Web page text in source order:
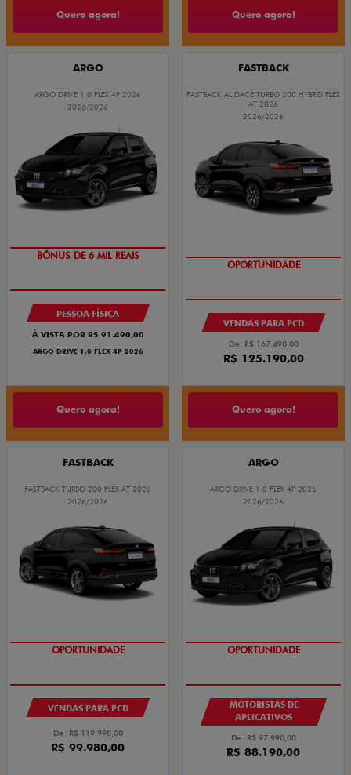
Quero agora! Quero agora!
ARGO
ARGO DRIVE 1.0 FLEX 4P 2026
2026/2026
BÔNUS DE 6 MIL REAIS
PESSOA FÍSICA
À VISTA POR R$ 91.490,00
ARGO DRIVE 1.0 FLEX 4P 2026
Quero agora!
FASTBACK
FASTBACK AUDACE TURBO 200 HYBRID FLEX
AT 2026
2026/2026
OPORTUNIDADE
VENDAS PARA PCD
De: R$ 167.490,00
R$ 125.190,00
Quero agora!
FASTBACK
FASTBACK TURBO 200 FLEX AT 2026
2026/2026
OPORTUNIDADE
VENDAS PARA PCD
De: R$ 119.990,00
R$ 99.980,00
ARGO
ARGO DRIVE 1.0 FLEX 4P 2026
2026/2026
OPORTUNIDADE
MOTORISTAS DE
APLICATIVOS
De: R$ 97.990,00
R$ 88.190,00